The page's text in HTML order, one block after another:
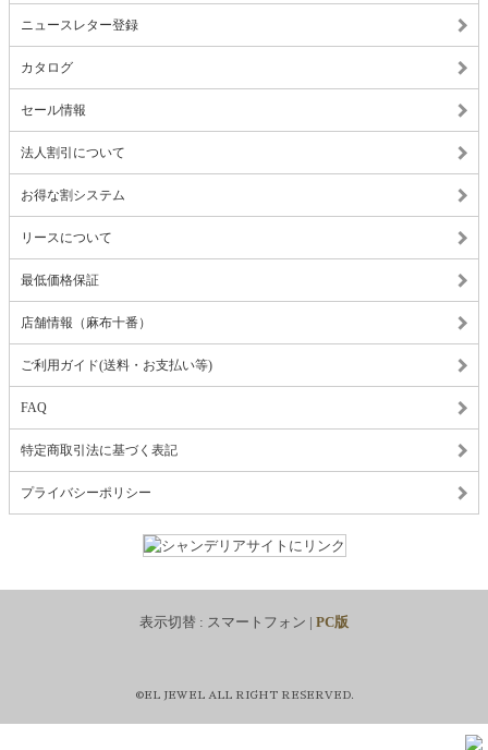
ニュースレター登録
カタログ
セール情報
法人割引について
お得な割システム
リースについて
最低価格保証
店舗情報（麻布十番）
ご利用ガイド(送料・お支払い等)
FAQ
特定商取引法に基づく表記
プライバシーポリシー
表示切替 : スマートフォン | PC版
©EL JEWEL ALL RIGHT RESERVED.